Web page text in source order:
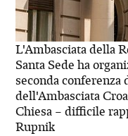
L'Ambasciata della
Santa Sede ha
seconda conferenza
dell'Ambasciata
Chiesa – difficile
Rupnik